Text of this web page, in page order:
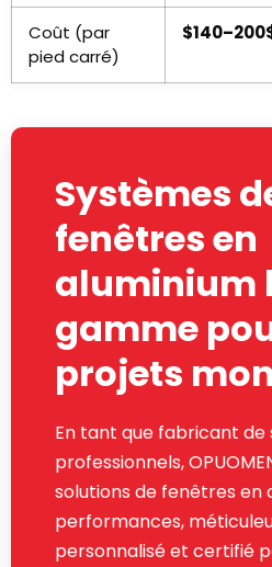
Coût (par
pied carré)
Systèmes
fenêtres en
aluminium
gamme
projets
En tant que fabricant de
professionnels,
solutions de fenêtres en
performances,
personnalisé et certifié